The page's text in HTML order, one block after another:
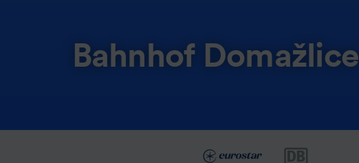
Bahnhof Domažlice